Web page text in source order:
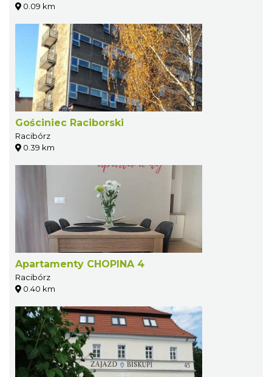
0.09 km
Gościniec Raciborski
Racibórz
0.39 km
Apartamenty CHOPINA 4
Racibórz
0.40 km